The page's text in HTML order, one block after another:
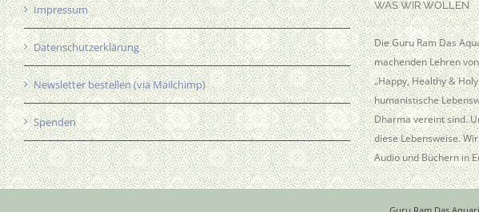
Impressum
Datenschutzerklärung
Newsletter bestellen (via Mailchimp)
Spenden
WAS WIR WOLLEN
Die Guru Ram Das
machenden Lehren
„Happy, Healthy &
humanistische
Dharma vereint sind.
diese Lebensweise.
Audio und Büchern in